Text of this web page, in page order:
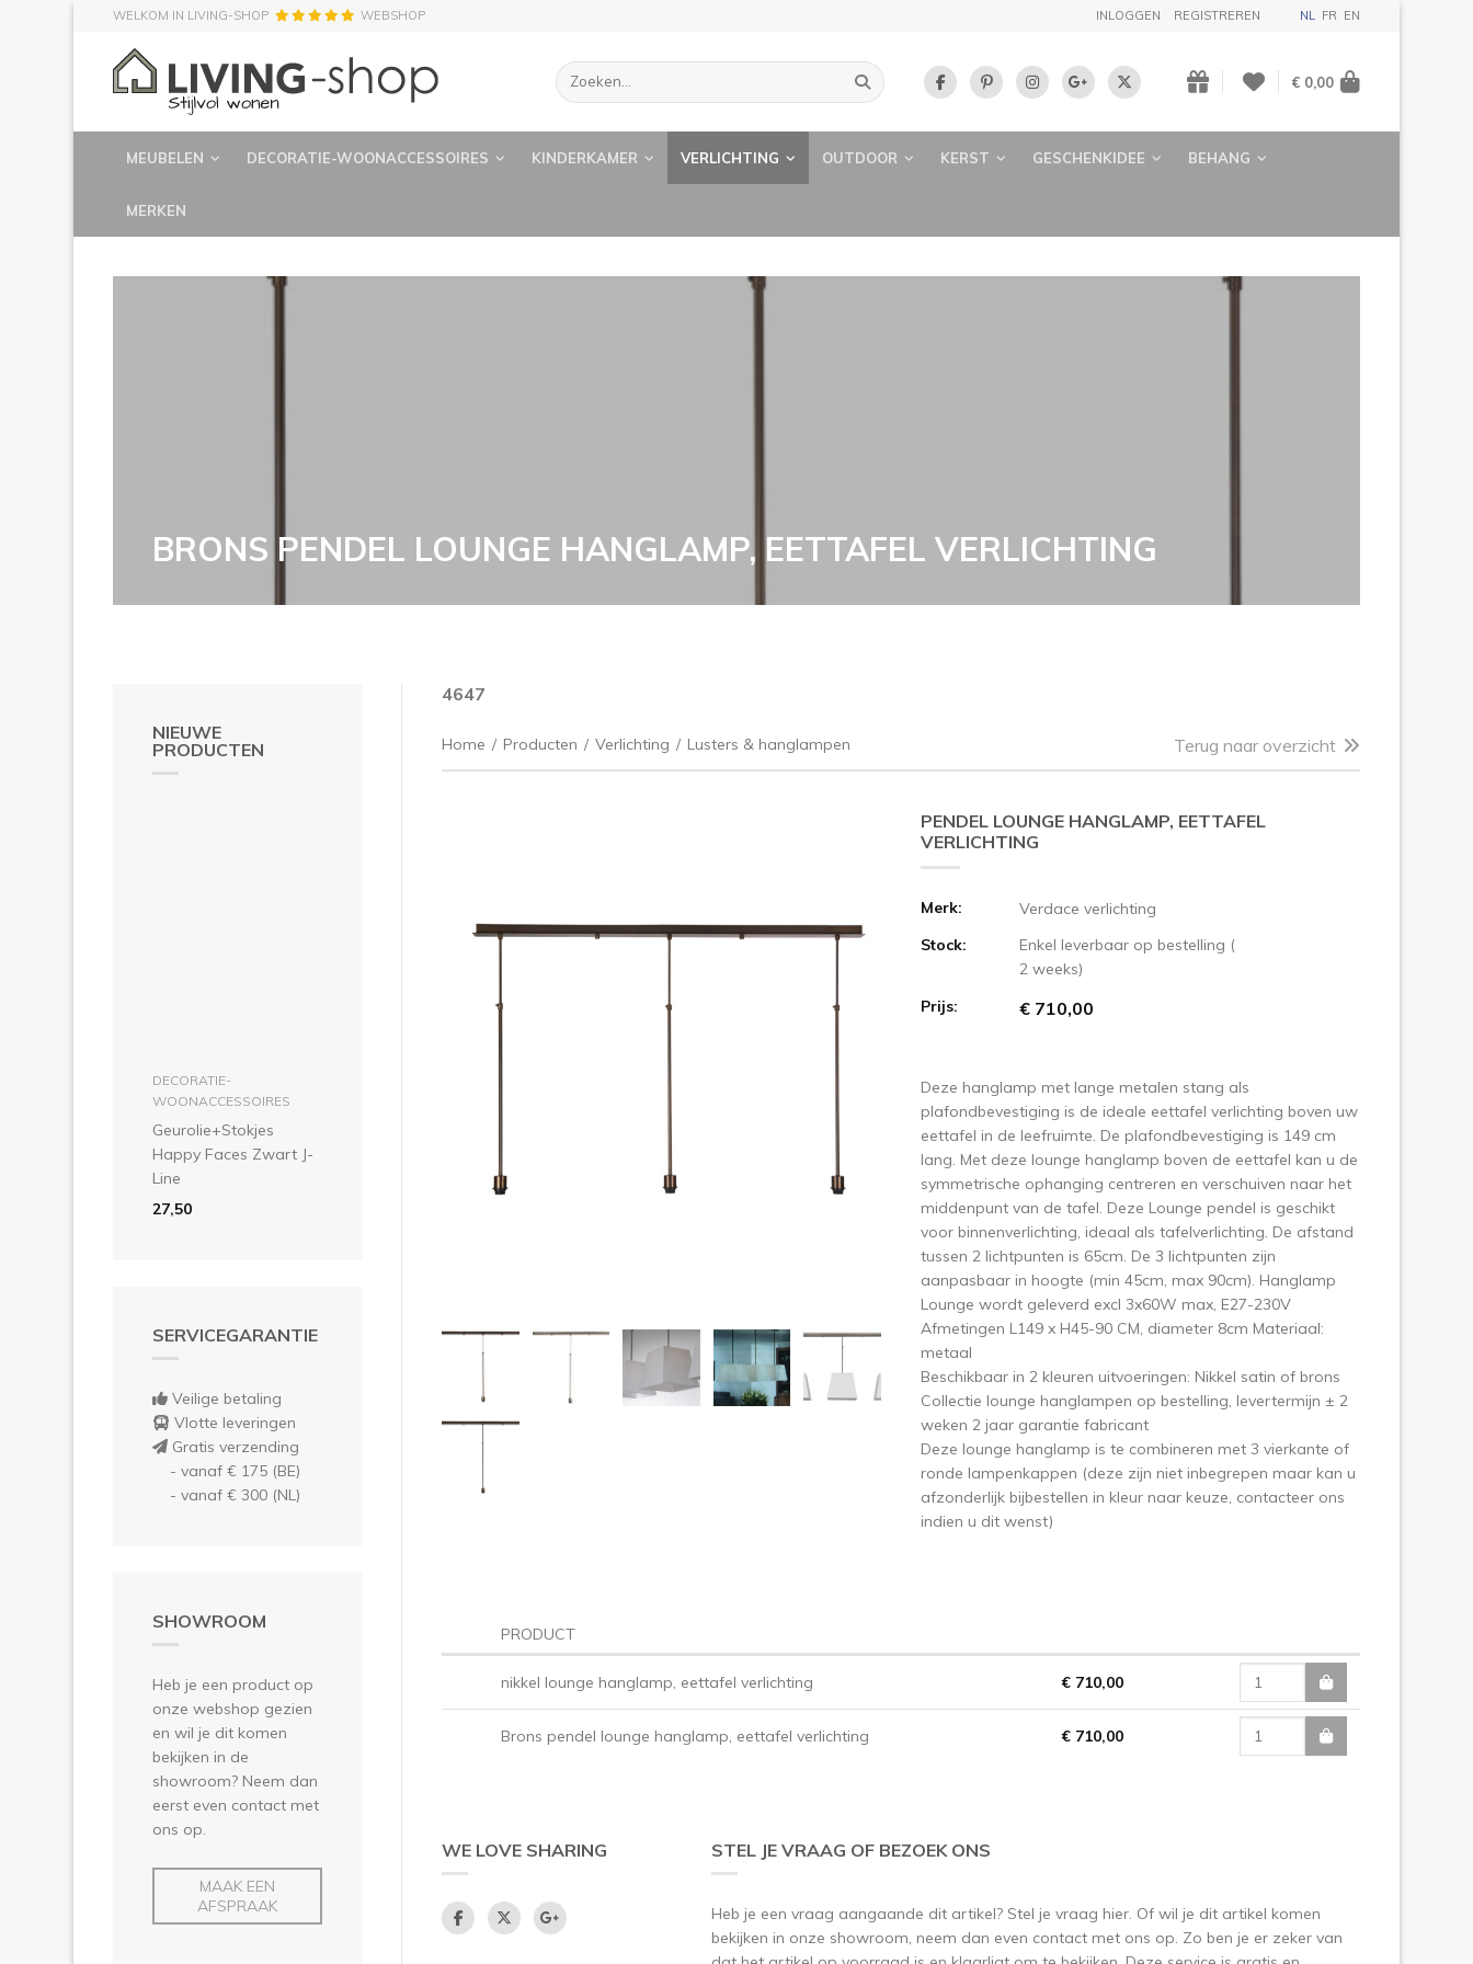
WELKOM IN LIVING-SHOP WEBSHOP INLOGGEN REGISTREREN NL FR EN
€ 0,00
MEUBELEN DECORATIE-WOONACCESSOIRES KINDERKAMER VERLICHTING OUTDOOR KERST GESCHENKIDEE BEHANG
MERKEN
BRONS PENDEL LOUNGE HANGLAMP, EETTAFEL VERLICHTING
NIEUWE
PRODUCTEN
in winkelmandje
DECORATIE-
WOONACCESSOIRES
Geurolie+Stokjes
Happy Faces Zwart J-
Line
27,50
SERVICEGARANTIE
Veilige betaling
Vlotte leveringen
Gratis verzending
- vanaf € 175 (BE)
- vanaf € 300 (NL)
SHOWROOM
Heb je een product op
onze webshop gezien
en wil je dit komen
bekijken in de
showroom? Neem dan
eerst even contact met
ons op.
MAAK EEN
AFSPRAAK
4647
Home / Producten / Verlichting / Lusters & hanglampen Terug naar overzicht
Volgende
PENDEL LOUNGE HANGLAMP, EETTAFEL
VERLICHTING
Merk:
Verdace verlichting
Stock:
Enkel leverbaar op bestelling (
2 weeks)
Prijs:
€ 710,00
Deze hanglamp met lange metalen stang als
plafondbevestiging is de ideale eettafel verlichting boven uw
eettafel in de leefruimte. De plafondbevestiging is 149 cm
lang. Met deze lounge hanglamp boven de eettafel kan u de
symmetrische ophanging centreren en verschuiven naar het
middenpunt van de tafel. Deze Lounge pendel is geschikt
voor binnenverlichting, ideaal als tafelverlichting. De afstand
tussen 2 lichtpunten is 65cm. De 3 lichtpunten zijn
aanpasbaar in hoogte (min 45cm, max 90cm). Hanglamp
Lounge wordt geleverd excl 3x60W max, E27-230V
Afmetingen L149 x H45-90 CM, diameter 8cm Materiaal:
metaal
Beschikbaar in 2 kleuren uitvoeringen: Nikkel satin of brons
Collectie lounge hanglampen op bestelling, levertermijn ± 2
weken 2 jaar garantie fabricant
Deze lounge hanglamp is te combineren met 3 vierkante of
ronde lampenkappen (deze zijn niet inbegrepen maar kan u
afzonderlijk bijbestellen in kleur naar keuze, contacteer ons
indien u dit wenst)
PRODUCT
nikkel lounge hanglamp, eettafel verlichting € 710,00
Brons pendel lounge hanglamp, eettafel verlichting € 710,00
WE LOVE SHARING STEL JE VRAAG OF BEZOEK ONS
Heb je een vraag aangaande dit artikel? Stel je vraag hier. Of wil je dit artikel komen
bekijken in onze showroom, neem dan even contact met ons op. Zo ben je er zeker van